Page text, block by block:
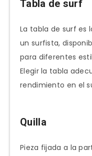
Tabla de surf
La tabla de surf es
un surfista,
para diferentes
Elegir la tabla
rendimiento en el
Quilla
Pieza fijada a la